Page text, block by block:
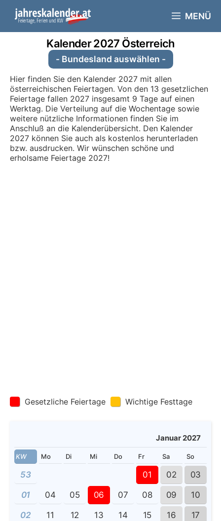
content
MENÜ
Kalender 2027 Österreich
- Bundesland auswählen -
Hier finden Sie den Kalender 2027 mit allen
österreichischen Feiertagen. Von den 13 gesetzlichen
Feiertage fallen 2027 insgesamt 9 Tage auf einen
Werktag. Die Verteilung auf die Wochentage sowie
weitere nützliche Informationen finden Sie im
Anschluß an die Kalenderübersicht. Den Kalender
2027 können Sie auch als kostenlos herunterladen
bzw. ausdrucken. Wir wünschen schöne und
erholsame Feiertage 2027!
Gesetzliche Feiertage Wichtige Festtage
Januar 2027
KW Mo Di Mi Do Fr Sa So
53 01 02 03
01 04 05 06 07 08 09 10
02 11 12 13 14 15 16 17